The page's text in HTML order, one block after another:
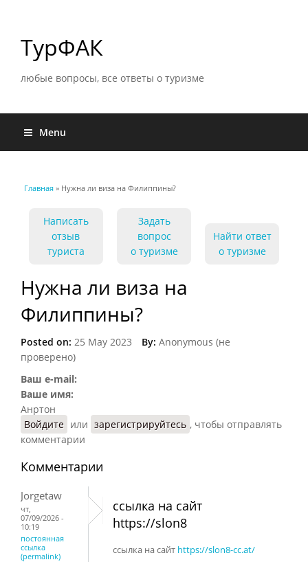
ТурФАК
любые вопросы, все ответы о туризме
Menu
Главная » Нужна ли виза на Филиппины?
Написать
отзыв
туриста
Задать
вопрос
о туризме
Найти ответ
о туризме
Нужна ли виза на
Филиппины?
Posted on: 25 May 2023 By: Anonymous (не
проверено)
Ваш e-mail:
Ваше имя:
Анртон
Войдите или зарегистрируйтесь , чтобы отправлять
комментарии
Комментарии
Jorgetaw
чт,
07/09/2026 -
10:19
постоянная
ссылка
(permalink)
ссылка на сайт
https://slon8
ссылка на сайт https://slon8-cc.at/